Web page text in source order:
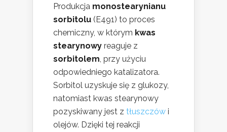
Produkcja monostearynianu
sorbitolu (E491) to proces
chemiczny, w którym kwas
stearynowy reaguje z
sorbitolem , przy użyciu
odpowiedniego katalizatora.
Sorbitol uzyskuje się z glukozy,
natomiast kwas stearynowy
pozyskiwany jest z tłuszczów i
olejów. Dzięki tej reakcji